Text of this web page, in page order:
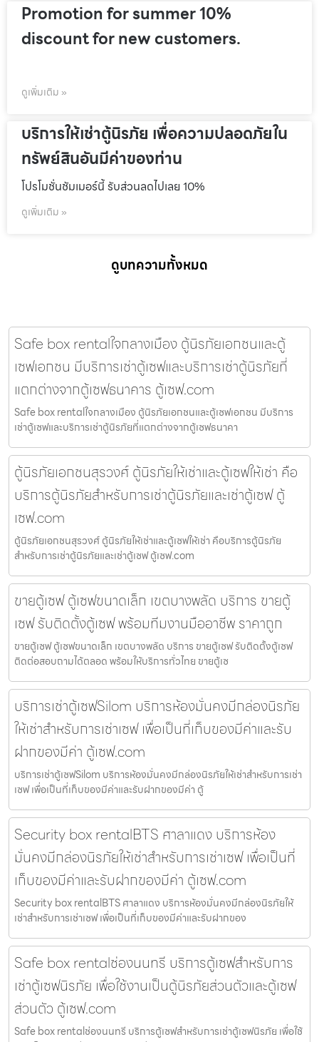
Promotion for summer 10%
discount for new customers.
ดูเพิ่มเติม »
บริการให้เช่าตู้นิรภัย เพื่อความปลอดภัยใน
ทรัพย์สินอันมีค่าของท่าน
โปรโมชั่นชัมเมอร์นี้ รับส่วนลดไปเลย 10%
ดูเพิ่มเติม »
ดูบทความทั้งหมด
Safe box rentalใจกลางเมือง ตู้นิรภัยเอกชนและตู้
เซฟเอกชน มีบริการเช่าตู้เซฟและบริการเช่าตู้นิรภัยที่
แตกต่างจากตู้เซฟธนาคาร ตู้เซฟ.com
Safe box rentalใจกลางเมือง ตู้นิรภัยเอกชนและตู้เซฟเอกชน มีบริการ
เช่าตู้เซฟและบริการเช่าตู้นิรภัยที่แตกต่างจากตู้เซฟธนาคา
ตู้นิรภัยเอกชนสุรวงศ์ ตู้นิรภัยให้เช่าและตู้เซฟให้เช่า คือ
บริการตู้นิรภัยสำหรับการเช่าตู้นิรภัยและเช่าตู้เซฟ ตู้
เซฟ.com
ตู้นิรภัยเอกชนสุรวงศ์ ตู้นิรภัยให้เช่าและตู้เซฟให้เช่า คือบริการตู้นิรภัย
สำหรับการเช่าตู้นิรภัยและเช่าตู้เซฟ ตู้เซฟ.com
ขายตู้เซฟ ตู้เซฟขนาดเล็ก เขตบางพลัด บริการ ขายตู้
เซฟ รับติดตั้งตู้เซฟ พร้อมทีมงานมืออาชีพ ราคาถูก
ขายตู้เซฟ ตู้เซฟขนาดเล็ก เขตบางพลัด บริการ ขายตู้เซฟ รับติดตั้งตู้เซฟ
ติดต่อสอบถามได้ตลอด พร้อมให้บริการทั่วไทย ขายตู้เซ
บริการเช่าตู้เซฟSilom บริการห้องมั่นคงมีกล่องนิรภัย
ให้เช่าสำหรับการเช่าเซฟ เพื่อเป็นที่เก็บของมีค่าและรับ
ฝากของมีค่า ตู้เซฟ.com
บริการเช่าตู้เซฟSilom บริการห้องมั่นคงมีกล่องนิรภัยให้เช่าสำหรับการเช่า
เซฟ เพื่อเป็นที่เก็บของมีค่าและรับฝากของมีค่า ตู้
Security box rentalBTS ศาลาแดง บริการห้อง
มั่นคงมีกล่องนิรภัยให้เช่าสำหรับการเช่าเซฟ เพื่อเป็นที่
เก็บของมีค่าและรับฝากของมีค่า ตู้เซฟ.com
Security box rentalBTS ศาลาแดง บริการห้องมั่นคงมีกล่องนิรภัยให้
เช่าสำหรับการเช่าเซฟ เพื่อเป็นที่เก็บของมีค่าและรับฝากของ
Safe box rentalช่องนนทรี บริการตู้เซฟสำหรับการ
เช่าตู้เซฟนิรภัย เพื่อใช้งานเป็นตู้นิรภัยส่วนตัวและตู้เซฟ
ส่วนตัว ตู้เซฟ.com
Safe box rentalช่องนนทรี บริการตู้เซฟสำหรับการเช่าตู้เซฟนิรภัย เพื่อใช้